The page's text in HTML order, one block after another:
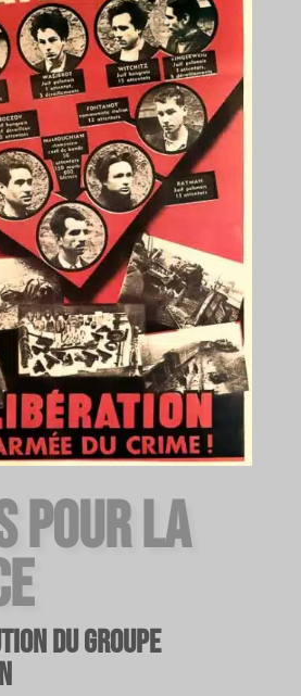
pour la
du groupe